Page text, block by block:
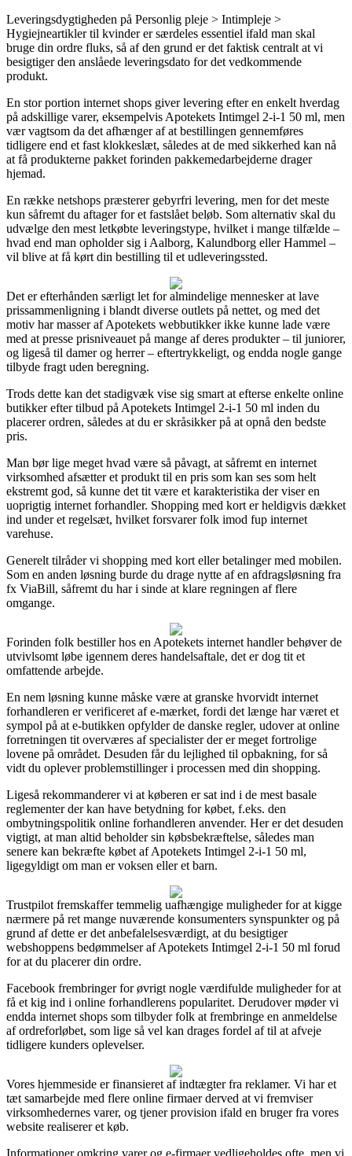
Leveringsdygtigheden på Personlig pleje > Intimpleje >
Hygiejneartikler til kvinder er særdeles essentiel ifald man skal
bruge din ordre fluks, så af den grund er det faktisk centralt at vi
besigtiger den anslåede leveringsdato for det vedkommende
produkt.
En stor portion internet shops giver levering efter en enkelt hverdag
på adskillige varer, eksempelvis Apotekets Intimgel 2-i-1 50 ml, men
vær vagtsom da det afhænger af at bestillingen gennemføres
tidligere end et fast klokkeslæt, således at de med sikkerhed kan nå
at få produkterne pakket forinden pakkemedarbejderne drager
hjemad.
En række netshops præsterer gebyrfri levering, men for det meste
kun såfremt du aftager for et fastslået beløb. Som alternativ skal du
udvælge den mest letkøbte leveringstype, hvilket i mange tilfælde –
hvad end man opholder sig i Aalborg, Kalundborg eller Hammel –
vil blive at få kørt din bestilling til et udleveringssted.
Det er efterhånden særligt let for almindelige mennesker at lave
prissammenligning i blandt diverse outlets på nettet, og med det
motiv har masser af Apotekets webbutikker ikke kunne lade være
med at presse prisniveauet på mange af deres produkter – til juniorer,
og ligeså til damer og herrer – eftertrykkeligt, og endda nogle gange
tilbyde fragt uden beregning.
Trods dette kan det stadigvæk vise sig smart at efterse enkelte online
butikker efter tilbud på Apotekets Intimgel 2-i-1 50 ml inden du
placerer ordren, således at du er skråsikker på at opnå den bedste
pris.
Man bør lige meget hvad være så påvagt, at såfremt en internet
virksomhed afsætter et produkt til en pris som kan ses som helt
ekstremt god, så kunne det tit være et karakteristika der viser en
uoprigtig internet forhandler. Shopping med kort er heldigvis dækket
ind under et regelsæt, hvilket forsvarer folk imod fup internet
varehuse.
Generelt tilråder vi shopping med kort eller betalinger med mobilen.
Som en anden løsning burde du drage nytte af en afdragsløsning fra
fx ViaBill, såfremt du har i sinde at klare regningen af flere
omgange.
Forinden folk bestiller hos en Apotekets internet handler behøver de
utvivlsomt løbe igennem deres handelsaftale, det er dog tit et
omfattende arbejde.
En nem løsning kunne måske være at granske hvorvidt internet
forhandleren er verificeret af e-mærket, fordi det længe har været et
sympol på at e-butikken opfylder de danske regler, udover at online
forretningen tit overværes af specialister der er meget fortrolige
lovene på området. Desuden får du lejlighed til opbakning, for så
vidt du oplever problemstillinger i processen med din shopping.
Ligeså rekommanderer vi at køberen er sat ind i de mest basale
reglementer der kan have betydning for købet, f.eks. den
ombytningspolitik online forhandleren anvender. Her er det desuden
vigtigt, at man altid beholder sin købsbekræftelse, således man
senere kan bekræfte købet af Apotekets Intimgel 2-i-1 50 ml,
ligegyldigt om man er voksen eller et barn.
Trustpilot fremskaffer temmelig uafhængige muligheder for at kigge
nærmere på ret mange nuværende konsumenters synspunkter og på
grund af dette er det anbefalelsesværdigt, at du besigtiger
webshoppens bedømmelser af Apotekets Intimgel 2-i-1 50 ml forud
for at du placerer din ordre.
Facebook frembringer for øvrigt nogle værdifulde muligheder for at
få et kig ind i online forhandlerens popularitet. Derudover møder vi
endda internet shops som tilbyder folk at frembringe en anmeldelse
af ordreforløbet, som lige så vel kan drages fordel af til at afveje
tidligere kunders oplevelser.
Vores hjemmeside er finansieret af indtægter fra reklamer. Vi har et
tæt samarbejde med flere online firmaer derved at vi fremviser
virksomhedernes varer, og tjener provision ifald en bruger fra vores
website realiserer et køb.
Informationer omkring varer og e-firmaer vedligeholdes ofte, men vi